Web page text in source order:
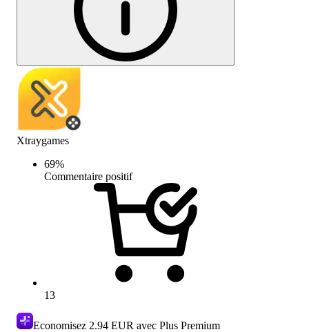
Xtraygames
69%
Commentaire positif
13
Economisez 2.94 EUR avec Plus Premium